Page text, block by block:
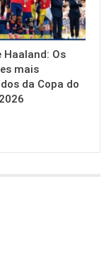
Haaland: Os
mais
da Copa do